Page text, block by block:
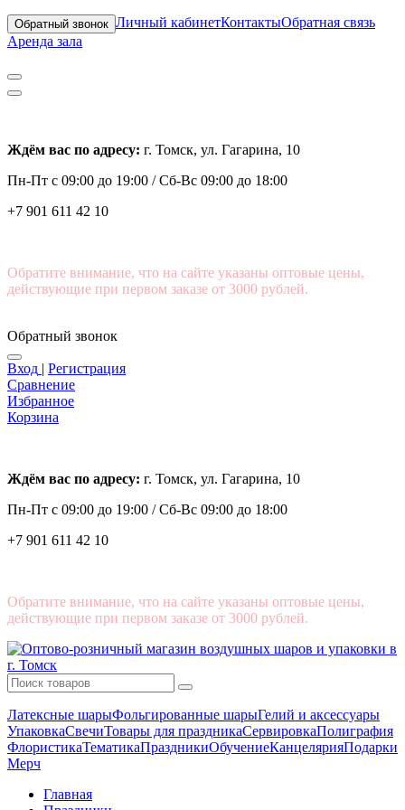
Обратный звонок Личный кабинетКонтактыОбратная связь
Аренда зала
Ждём вас по адресу: г. Томск, ул. Гагарина, 10
Пн-Пт с 09:00 до 19:00 /Сб-Вс 09:00 до 18:00
+7 901 611 42 10
Обратите внимание, что на сайте указаны оптовые цены,
действующие при первом заказе от 3000 рублей.
Обратный звонок
Вход | Регистрация
Сравнение
Избранное
Корзина
Ждём вас по адресу: г. Томск, ул. Гагарина, 10
Пн-Пт с 09:00 до 19:00 /Сб-Вс 09:00 до 18:00
+7 901 611 42 10
Обратите внимание, что на сайте указаны оптовые цены,
действующие при первом заказе от 3000 рублей.
Латексные шарыФольгированные шарыГелий и аксессуары
УпаковкаСвечиТовары для праздникаСервировкаПолиграфия
ФлористикаТематикаПраздникиОбучениеКанцелярияПодарки
Мерч
Главная